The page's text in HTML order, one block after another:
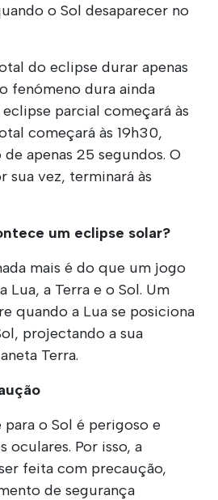
o Sol desaparecer no
do eclipse durar apenas
fenómeno dura ainda
parcial começará às
começará às 19h30,
apenas 25 segundos. O
sua vez, terminará às
um eclipse solar?
mais é do que um jogo
Lua, a Terra e o Sol. Um
quando a Lua se posiciona
projectando a sua
Terra.
o Sol é perigoso e
oculares. Por isso, a
feita com precaução,
de segurança